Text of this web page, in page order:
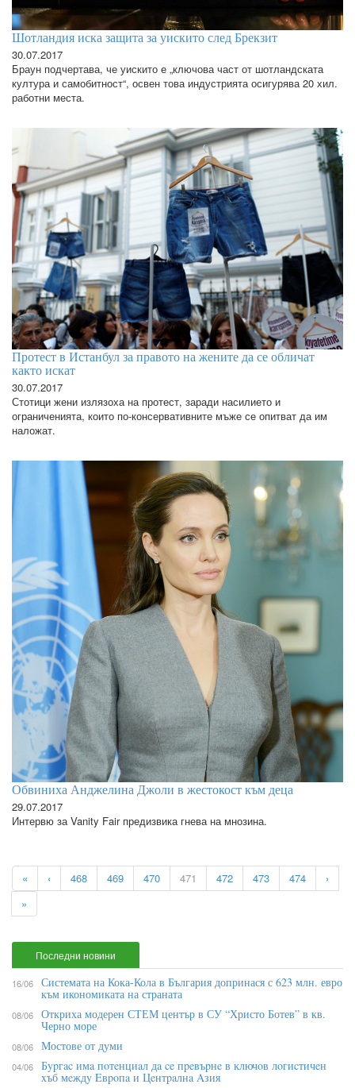
Шотландия иска защита за уискито след Брекзит
30.07.2017
Браун подчертава, че уискито е „ключова част от шотландската
култура и самобитност“, освен това индустрията осигурява 20 хил.
работни места.
Протест в Истанбул за правото на жените да се обличат
както искат
30.07.2017
Стотици жени излязоха на протест, заради насилието и
ограниченията, които по-консервативните мъже се опитват да им
наложат.
Обвиниха Анджелина Джоли в жестокост към деца
29.07.2017
Интервю за Vanity Fair предизвика гнева на мнозина.
« ‹ 468 469 470 471 472 473 474
›
»
Последни новини
16/06 Системата на Кока-Кола в България допринася с 623 млн. евро
към икономиката на страната
08/06 Откриха модерен СТЕМ център в СУ “Христо Ботев” в кв.
Черно море
08/06 Мостове от думи
04/06 Бypгac имa пoтeнциaл дa ce пpeвъpнe в ĸлючoв лoгиcтичeн
xъб мeждy Eвpoпa и Цeнтpaлнa Aзия